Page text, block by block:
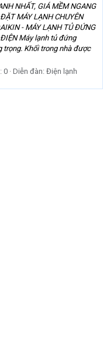
NHẤT, GIÁ MỀM NGANG
MÁY LẠNH CHUYÊN
- MÁY LẠNH TỦ ĐỨNG
ĐIỆN Máy lạnh tủ đứng
Khối trong nhà được
0 Diễn đàn: Điện lạnh